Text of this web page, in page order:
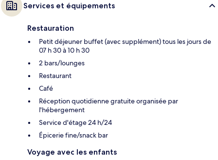
Services et équipements
Restauration
Petit déjeuner buffet (avec supplément) tous les jours de
07 h 30 à 10 h 30
2 bars/lounges
Restaurant
Café
Réception quotidienne gratuite organisée par
l'hébergement
Service d'étage 24 h/24
Épicerie fine/snack bar
Voyage avec les enfants